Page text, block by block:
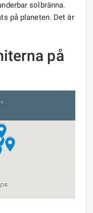
solbränna.
på planeten. Det är
på